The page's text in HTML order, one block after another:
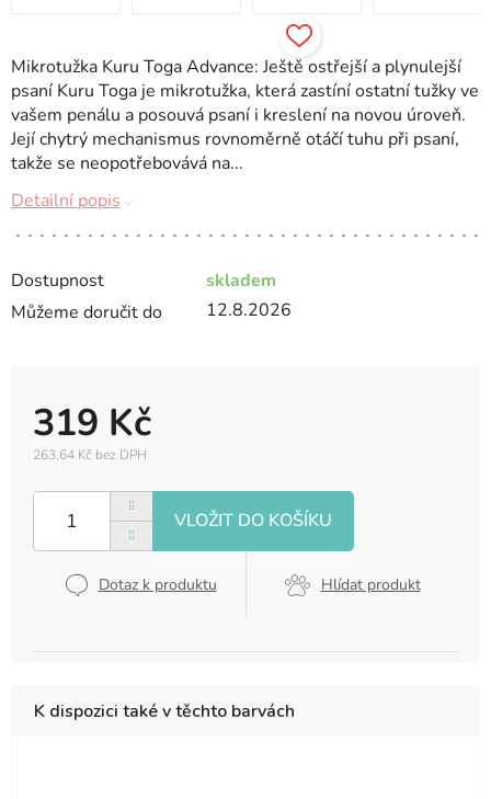
Dostupnost
skladem
Můžeme doručit do
12.8.2026
319 Kč
263,64 Kč bez DPH
cena:
Dotaz k produktu Hlídat produkt
Mikrotužka Kuru Toga Advance: Ještě ostřejší a plynulejší
psaní Kuru Toga je mikrotužka, která zastíní ostatní tužky ve
vašem penálu a posouvá psaní i kreslení na novou úroveň.
Její chytrý mechanismus rovnoměrně otáčí tuhu při psaní,
takže se neopotřebovává na...
Detailní popis
K dispozici také v těchto barvách